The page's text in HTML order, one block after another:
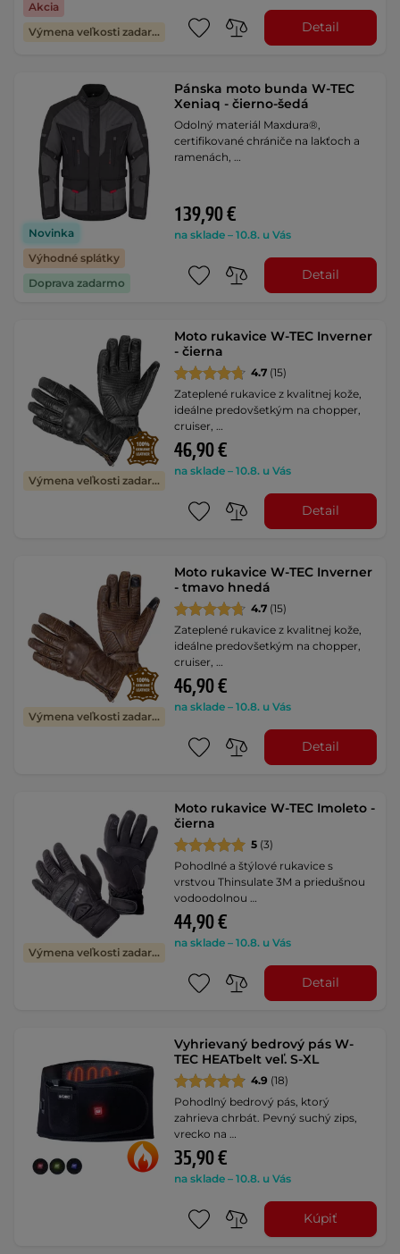
Akcia
Výmena veľkosti zadarmo
Detail
Novinka
Výhodné splátky
Doprava zadarmo
Pánska moto bunda W-TEC
Xeniaq - čierno-šedá
Odolný materiál Maxdura®,
certifikované chrániče na lakťoch a
ramenách, …
139,90 €
na sklade – 10.8. u Vás
Detail
Výmena veľkosti zadarmo
Moto rukavice W-TEC Inverner
- čierna
4.7 (15)
Zateplené rukavice z kvalitnej kože,
ideálne predovšetkým na chopper,
cruiser, …
46,90 €
na sklade – 10.8. u Vás
Detail
Výmena veľkosti zadarmo
Moto rukavice W-TEC Inverner
- tmavo hnedá
4.7 (15)
Zateplené rukavice z kvalitnej kože,
ideálne predovšetkým na chopper,
cruiser, …
46,90 €
na sklade – 10.8. u Vás
Detail
Výmena veľkosti zadarmo
Moto rukavice W-TEC Imoleto -
čierna
5 (3)
Pohodlné a štýlové rukavice s
vrstvou Thinsulate 3M a priedušnou
vodoodolnou …
44,90 €
na sklade – 10.8. u Vás
Detail
Vyhrievaný bedrový pás W-
TEC HEATbelt veľ. S-XL
4.9 (18)
Pohodlný bedrový pás, ktorý
zahrieva chrbát. Pevný suchý zips,
vrecko na …
35,90 €
na sklade – 10.8. u Vás
Kúpiť